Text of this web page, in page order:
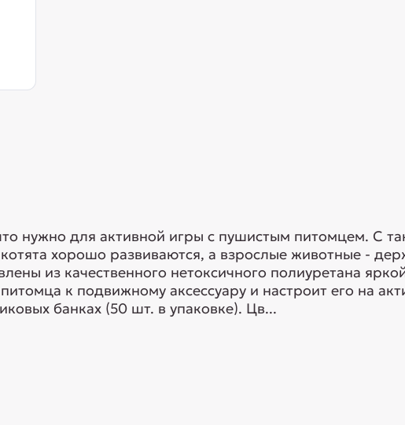
нужно для активной игры с пушистым питомцем. С
хорошо развиваются, а взрослые животные -
из качественного нетоксичного полиуретана
к подвижному аксессуару и настроит его на
банках (50 шт. в упаковке). Цв...